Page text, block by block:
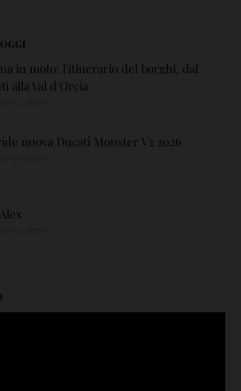
in moto: l'itinerario dei borghi, dal
alla Val d'Orcia
nuova Ducati Monster V2 2026